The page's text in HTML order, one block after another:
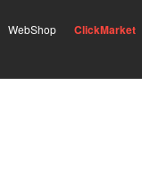
WebShop ClickMarket